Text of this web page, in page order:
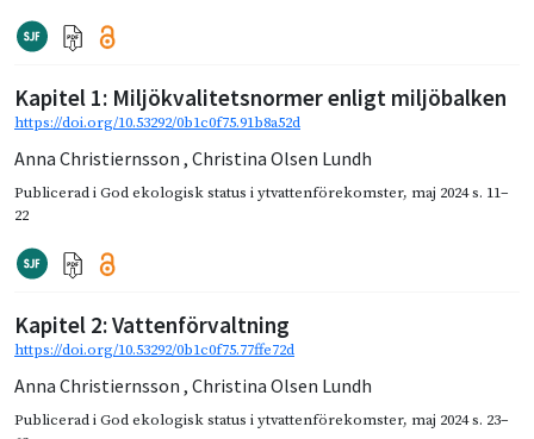
Kapitel 1: Miljökvalitetsnormer enligt miljöbalken
https://doi.org/10.53292/0b1c0f75.91b8a52d
Anna Christiernsson , Christina Olsen Lundh
Publicerad iGod ekologisk status i ytvattenförekomster, maj 2024s. 11–
22
Kapitel 2: Vattenförvaltning
https://doi.org/10.53292/0b1c0f75.77ffe72d
Anna Christiernsson , Christina Olsen Lundh
Publicerad iGod ekologisk status i ytvattenförekomster, maj 2024s. 23–